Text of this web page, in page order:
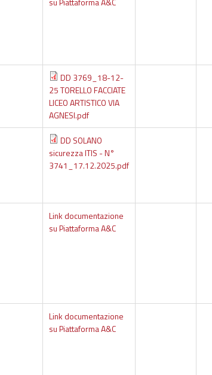
DD 3769_18-12-
25 TORELLO FACCIATE
LICEO ARTISTICO VIA
AGNESI.pdf
DD SOLANO
sicurezza ITIS - N°
3741_17.12.2025.pdf
Link documentazione
su Piattaforma A&C
Link documentazione
su Piattaforma A&C